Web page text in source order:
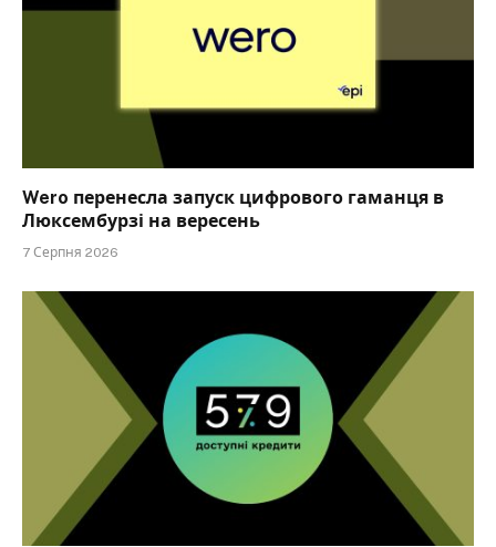
Wero перенесла запуск цифрового гаманця в
Люксембурзі на вересень
7 Серпня 2026